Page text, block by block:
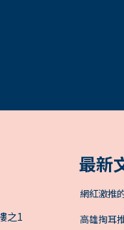
之1
最新
網紅激推
高雄掏耳